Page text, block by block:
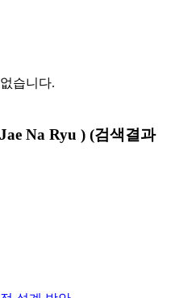
습니다.
Na Ryu ) (검색결과